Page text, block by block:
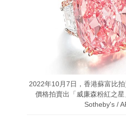
2022年10月7日，香港蘇富比
價格拍賣出「威廉森粉紅之
Sotheby's /